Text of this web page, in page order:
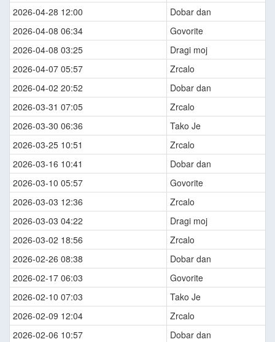
2026-04-28 12:00
Dobar dan
2026-04-08 06:34
Govorite
2026-04-08 03:25
Dragi moj
2026-04-07 05:57
Zrcalo
2026-04-02 20:52
Dobar dan
2026-03-31 07:05
Zrcalo
2026-03-30 06:36
Tako Je
2026-03-25 10:51
Zrcalo
2026-03-16 10:41
Dobar dan
2026-03-10 05:57
Govorite
2026-03-03 12:36
Zrcalo
2026-03-03 04:22
Dragi moj
2026-03-02 18:56
Zrcalo
2026-02-26 08:38
Dobar dan
2026-02-17 06:03
Govorite
2026-02-10 07:03
Tako Je
2026-02-09 12:04
Zrcalo
2026-02-06 10:57
Dobar dan